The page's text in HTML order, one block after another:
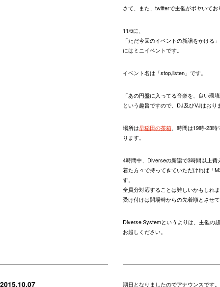
さて、また、twitterで主催がボヤいて
11/5に、
「ただ今回のイベントの新譜をかける
にはミニイベントです。
イベント名は「stop,listen」です。
「あの円盤に入ってる音楽を、良い環
という趣旨ですので、DJ及びVJはおり
場所は早稲田の茶箱 、時間は19時-23
ります。
4時間中、Diverseの新譜で3時間以上
着た方々で持ってきていただければ「
す。
全員分対応することは難しいかもしれ
受け付けは開場時からの先着順とさせ
Diverse Systemというよりは、主催の
お越しください。
2015.10.07 期日となりましたのでアナウンスです。